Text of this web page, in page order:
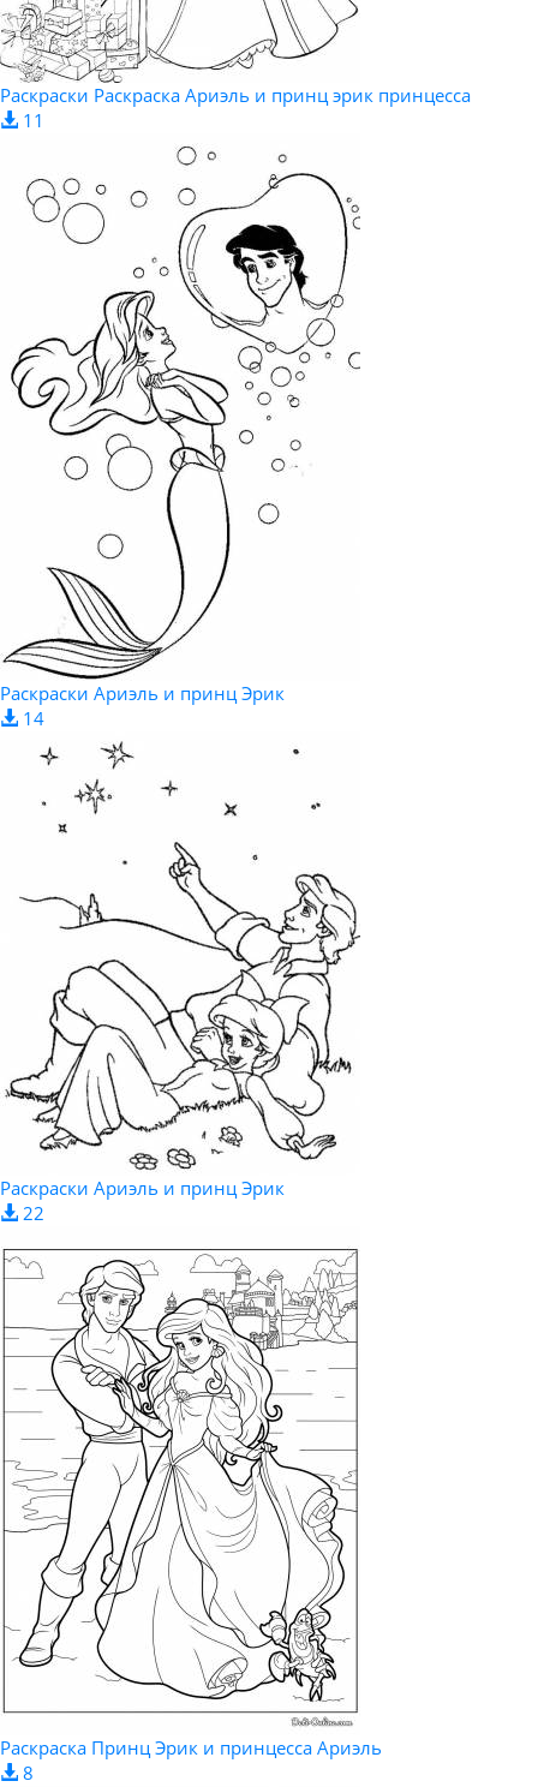
Раскраски Раскраска Ариэль и принц эрик принцесса
11
Раскраски Ариэль и принц Эрик
14
Раскраски Ариэль и принц Эрик
22
Раскраска Принц Эрик и принцесса Ариэль
8